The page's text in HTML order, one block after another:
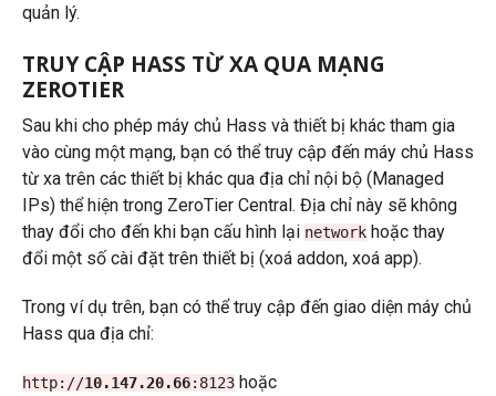
quản lý.
TRUY CẬP HASS TỪ XA QUA MẠNG
ZEROTIER
Sau khi cho phép máy chủ Hass và thiết bị khác tham gia
vào cùng một mạng, bạn có thể truy cập đến máy chủ Hass
từ xa trên các thiết bị khác qua địa chỉ nội bộ (Managed
IPs) thể hiện trong ZeroTier Central. Địa chỉ này sẽ không
thay đổi cho đến khi bạn cấu hình lại networkhoặc thay
đổi một số cài đặt trên thiết bị (xoá addon, xoá app).
Trong ví dụ trên, bạn có thể truy cập đến giao diện máy chủ
Hass qua địa chỉ:
http://10.147.20.66:8123hoặc